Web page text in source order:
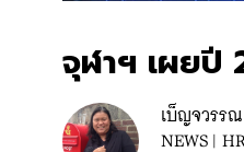
จุฬาฯ เผยปี
เบ็ญจวรรณ
NEWS |